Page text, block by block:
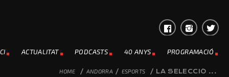
ACTUALITAT PODCASTS 40 ANYS PROGRAMACIÓ
HOME / ANDORRA / ESPORTS / LA SELECCIÓ ...